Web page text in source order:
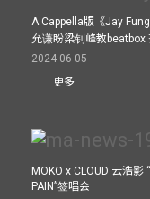
A Cappella版《Jay
允谦盼梁钊峰教beatbox
2024-06-05
更多
MOKO x CLOUD 云浩影
PAIN”签唱会